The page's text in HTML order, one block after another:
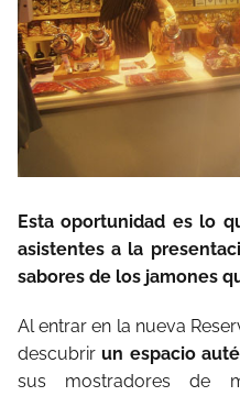
Esta oportunidad es lo
asistentes a la
sabores de los jamones
Al entrar en la nueva
descubrir un espacio
sus mostradores de